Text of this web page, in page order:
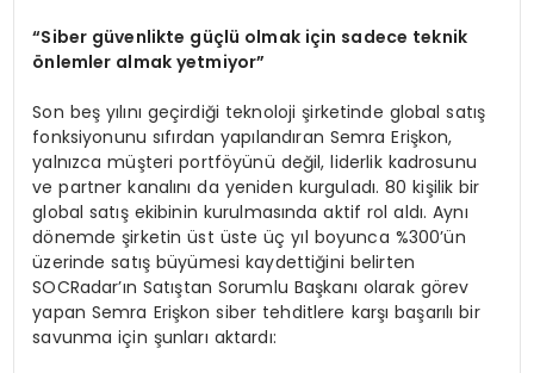
“Siber güvenlikte güçlü olmak için sadece teknik
önlemler almak yetmiyor”
Son beş yılını geçirdiği teknoloji şirketinde global satış
fonksiyonunu sıfırdan yapılandıran Semra Erişkon,
yalnızca müşteri portföyünü değil, liderlik kadrosunu
ve partner kanalını da yeniden kurguladı. 80 kişilik bir
global satış ekibinin kurulmasında aktif rol aldı. Aynı
dönemde şirketin üst üste üç yıl boyunca %300’ün
üzerinde satış büyümesi kaydettiğini belirten
SOCRadar’ın Satıştan Sorumlu Başkanı olarak görev
yapan Semra Erişkon siber tehditlere karşı başarılı bir
savunma için şunları aktardı: